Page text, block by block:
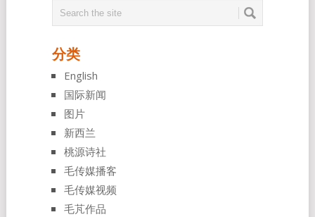
分类
English
国际新闻
图片
新西兰
桃源诗社
毛传媒播客
毛传媒视频
毛芃作品